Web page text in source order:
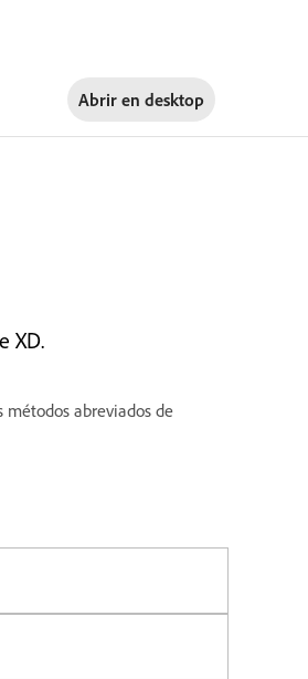
Abrir en desktop
XD.
abreviados de